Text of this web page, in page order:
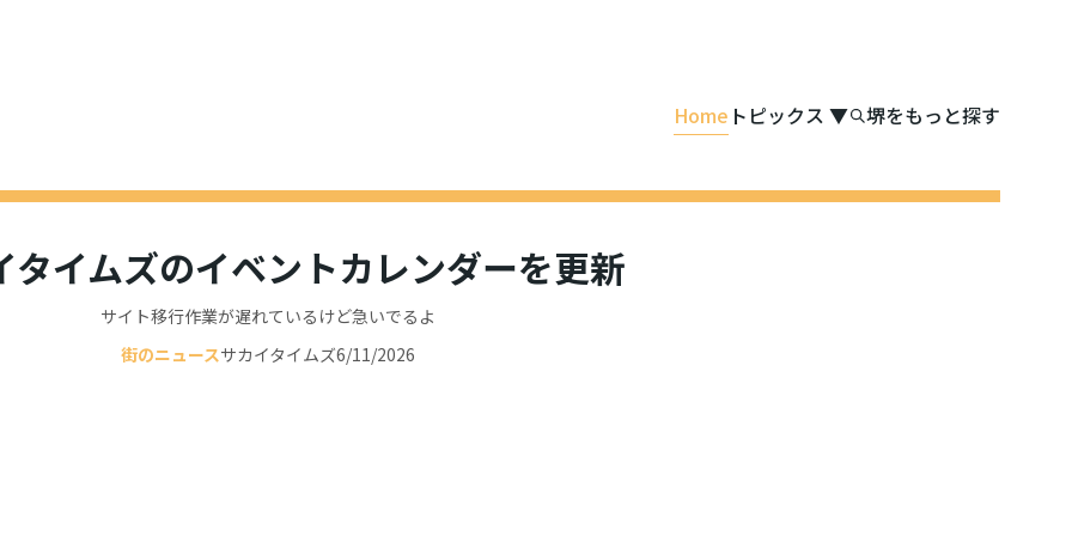
Home トピックス ▼ 堺をもっと探す
タイムズのイベントカレンダーを更新
サイト移行作業が遅れているけど急いでるよ
街のニュースサカイタイムズ6/11/2026